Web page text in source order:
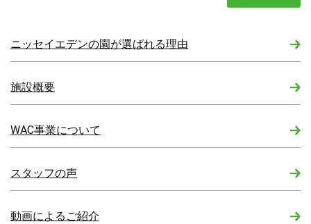
ニッセイエデンの園が選ばれる理由
施設概要
WAC事業について
スタッフの声
動画によるご紹介